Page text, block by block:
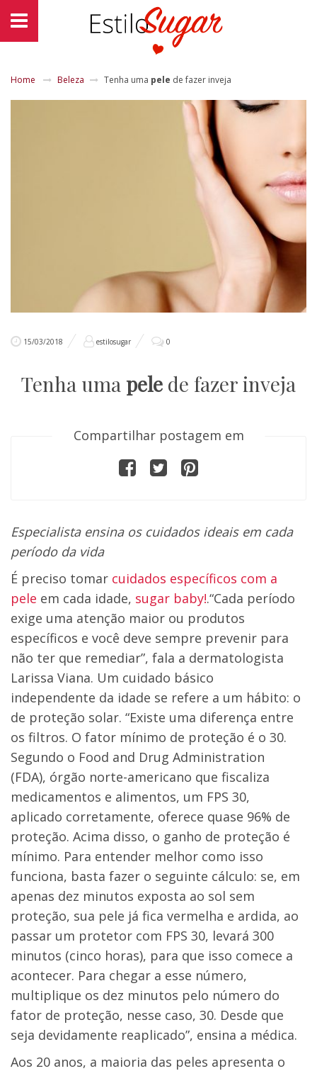
Home Beleza Tenha uma pele de fazer inveja
15/03/2018 estilosugar 0
Tenha umapele de fazer inveja
Compartilhar postagem em
Especialista ensina os cuidados ideais em cada
período da vida
É preciso tomar cuidados específicos com a
pele em cada idade, sugar baby!.“Cada período
exige uma atenção maior ou produtos
específicos e você deve sempre prevenir para
não ter que remediar”, fala a dermatologista
Larissa Viana. Um cuidado básico
independente da idade se refere a um hábito: o
de proteção solar. “Existe uma diferença entre
os filtros. O fator mínimo de proteção é o 30.
Segundo o Food and Drug Administration
(FDA), órgão norte-americano que fiscaliza
medicamentos e alimentos, um FPS 30,
aplicado corretamente, oferece quase 96% de
proteção. Acima disso, o ganho de proteção é
mínimo. Para entender melhor como isso
funciona, basta fazer o seguinte cálculo: se, em
apenas dez minutos exposta ao sol sem
proteção, sua pele já fica vermelha e ardida, ao
passar um protetor com FPS 30, levará 300
minutos (cinco horas), para que isso comece a
acontecer. Para chegar a esse número,
multiplique os dez minutos pelo número do
fator de proteção, nesse caso, 30. Desde que
seja devidamente reaplicado”, ensina a médica.
Aos 20 anos, a maioria das peles apresenta o